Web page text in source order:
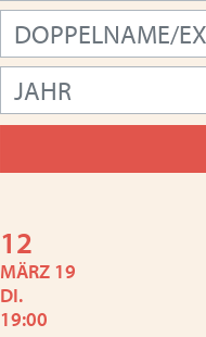
12
MÄRZ 19
DI.
19:00